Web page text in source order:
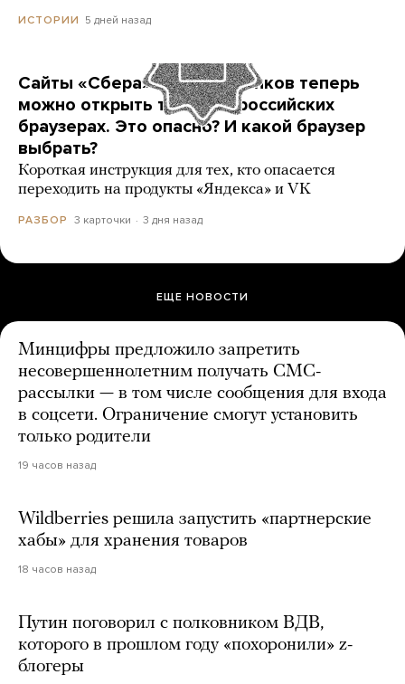
ИСТОРИИ 5 дней назад
Сайты «Сбера» и других банков теперь
можно открыть только в российских
браузерах. Это опасно? И какой браузер
выбрать?
Короткая инструкция для тех, кто опасается
переходить на продукты «Яндекса» и VK
РАЗБОР 3 карточки 3 дня назад
ЕЩЕ НОВОСТИ
Минцифры предложило запретить
несовершеннолетним получать СМС-
рассылки — в том числе сообщения для входа
в соцсети. Ограничение смогут установить
только родители
19 часов назад
Wildberries решила запустить «партнерские
хабы» для хранения товаров
18 часов назад
Путин поговорил с полковником ВДВ,
которого в прошлом году «похоронили» z-
блогеры